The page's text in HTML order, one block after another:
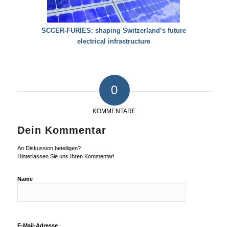
SCCER-FURIES: shaping Switzerland’s future
electrical infrastructure
0
KOMMENTARE
Dein Kommentar
An Diskussion beteiligen?
Hinterlassen Sie uns Ihren Kommentar!
Name
E-Mail-Adresse